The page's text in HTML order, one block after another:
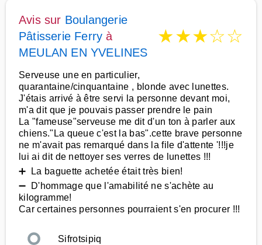
Avis sur Boulangerie
Pâtisserie Ferry à
MEULAN EN YVELINES
★★★☆☆
Serveuse une en particulier,
quarantaine/cinquantaine , blonde avec lunettes.
J'étais arrivé à être servi la personne devant moi,
m'a dit que je pouvais passer prendre le pain
La "fameuse"serveuse me dit d'un ton à parler aux
chiens."La queue c'est la bas".cette brave personne
ne m'avait pas remarqué dans la file d'attente '!!!je
lui ai dit de nettoyer ses verres de lunettes !!!
➕ La baguette achetée était très bien!
➖ D'hommage que l'amabilité ne s'achète au
kilogramme!
Car certaines personnes pourraient s'en procurer !!!
Sifrotsipiq